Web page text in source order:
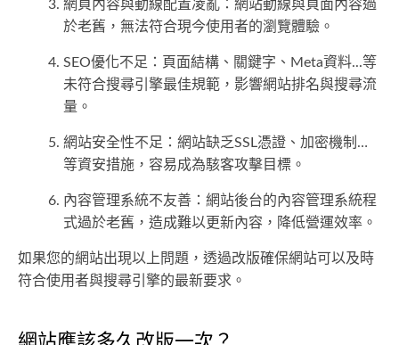
網頁內容與動線配置凌亂：網站動線與頁面內容過
於老舊，無法符合現今使用者的瀏覽體驗。
SEO優化不足：頁面結構、關鍵字、Meta資料...等
未符合搜尋引擎最佳規範，影響網站排名與搜尋流
量。
網站安全性不足：網站缺乏SSL憑證、加密機制…
等資安措施，容易成為駭客攻擊目標。
內容管理系統不友善：網站後台的內容管理系統程
式過於老舊，造成難以更新內容，降低營運效率。
如果您的網站出現以上問題，透過改版確保網站可以及時
符合使用者與搜尋引擎的最新要求。
網站應該多久改版一次？